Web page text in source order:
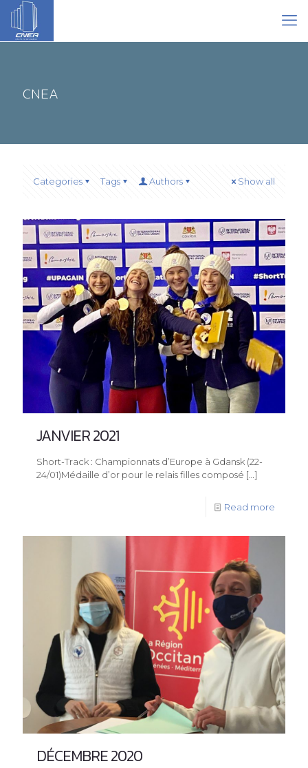
CNEA
Categories Tags Authors Show all
JANVIER 2021
Short-Track : Championnats d’Europe à Gdansk (22-
24/01)Médaille d’or pour le relais filles composé […]
Read more
DÉCEMBRE 2020